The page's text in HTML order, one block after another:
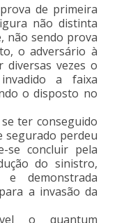
de primeira
não distinta
não sendo prova
o adversário à
vezes o
a faixa
o disposto no
ter conseguido
perdeu
se concluir pela
do sinistro,
demonstrada
a invasão da
o quantum